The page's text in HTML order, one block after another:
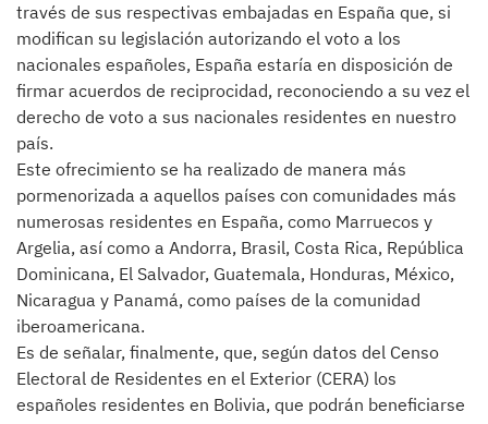
través de sus respectivas embajadas en España que, si
modifican su legislación autorizando el voto a los
nacionales españoles, España estaría en disposición de
firmar acuerdos de reciprocidad, reconociendo a su vez el
derecho de voto a sus nacionales residentes en nuestro
país.
Este ofrecimiento se ha realizado de manera más
pormenorizada a aquellos países con comunidades más
numerosas residentes en España, como Marruecos y
Argelia, así como a Andorra, Brasil, Costa Rica, República
Dominicana, El Salvador, Guatemala, Honduras, México,
Nicaragua y Panamá, como países de la comunidad
iberoamericana.
Es de señalar, finalmente, que, según datos del Censo
Electoral de Residentes en el Exterior (CERA) los
españoles residentes en Bolivia, que podrán beneficiarse